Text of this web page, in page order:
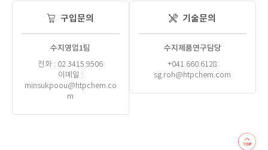
구입문의
수지영업1팀
전화 : 02.3415.9506
이메일 :
minsukpoou@htpchem.co
m
기술문의
수지제품연구담당
+041.660.6128
sg.roh@htpchem.com